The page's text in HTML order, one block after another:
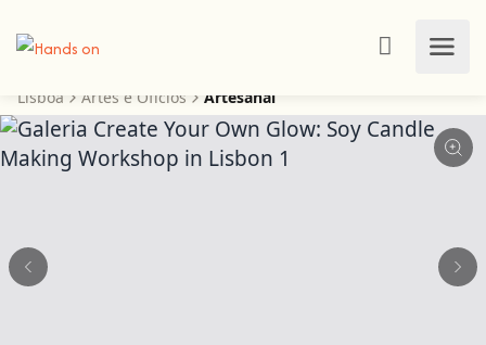
Lisboa Artes e Ofícios Artesanal